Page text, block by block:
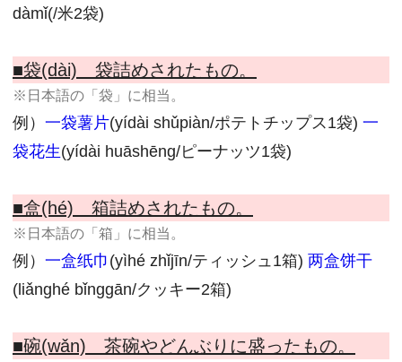
dàmǐ(/米2袋)
■袋(dài) 袋詰めされたもの。
※日本語の「袋」に相当。
例） 一袋薯片(yídài shǔpiàn/ポテトチップス1袋) 一
袋花生(yídài huāshēng/ピーナッツ1袋)
■盒(hé) 箱詰めされたもの。
※日本語の「箱」に相当。
例） 一盒纸巾 (yìhé zhǐjīn/ティッシュ1箱) 两盒饼干
(liǎnghé bǐnggān/クッキー2箱)
■碗(wǎn) 茶碗やどんぶりに盛ったもの。